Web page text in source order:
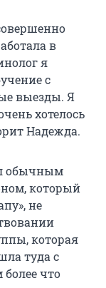
в
я
с
выезды. Я
хотелось
Надежда.
обычным
который
не
которая
туда с
что